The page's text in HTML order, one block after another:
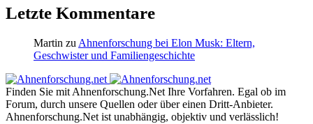
Letzte Kommentare
Martin zu Ahnenforschung bei Elon Musk: Eltern,
Geschwister und Familiengeschichte
Finden Sie mit Ahnenforschung.Net Ihre Vorfahren. Egal ob im
Forum, durch unsere Quellen oder über einen Dritt-Anbieter.
Ahnenforschung.Net ist unabhängig, objektiv und verlässlich!